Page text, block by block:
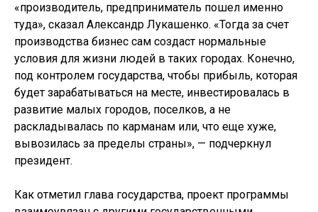
«производитель, предприниматель пошел именно
туда», сказал Александр Лукашенко. «Тогда за счет
производства бизнес сам создаст нормальные
условия для жизни людей в таких городах. Конечно,
под контролем государства, чтобы прибыль, которая
будет зарабатываться на месте, инвестировалась в
развитие малых городов, поселков, а не
раскладывалась по карманам или, что еще хуже,
вывозилась за пределы страны», — подчеркнул
президент.
Как отметил глава государства, проект программы